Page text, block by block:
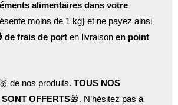
alimentaires dans votre
moins de 1 kg) et ne payez ainsi
de frais de port en livraison en point
🥇 de nos produits. TOUS NOS
OFFERTS🎁. N’hésitez pas à